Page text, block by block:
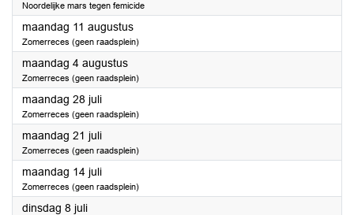
Noordelijke mars tegen femicide
maandag 11 augustus2025
Zomerreces (geen raadsplein)
maandag 4 augustus2025
Zomerreces (geen raadsplein)
maandag 28 juli2025
Zomerreces (geen raadsplein)
maandag 21 juli2025
Zomerreces (geen raadsplein)
maandag 14 juli2025
Zomerreces (geen raadsplein)
dinsdag 8 juli2025